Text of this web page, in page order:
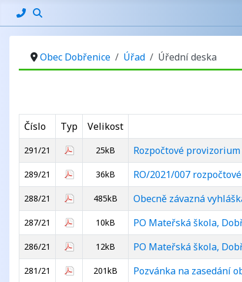
Obec Dobřenice Úřad Úřední deska
Číslo Typ Velikost
291/21 25kB Rozpočtové
289/21 36kB RO/2021/007
288/21 485kB Obecně závazná
287/21 10kB PO Mateřská škola,
286/21 12kB PO Mateřská škola,
281/21 201kB Pozvánka na zasedání